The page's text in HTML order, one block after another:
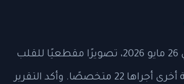
شمل الفحص الطبي للرئيس ترامب، الذي أُجري في 26 مايو 2026، تصويرًا مقطعيًا للقلب
وفحوصات للكشف عن السرطان وتقييمات وقائية أخرى أجراها 22 متخصصًا. وأكد التقرير